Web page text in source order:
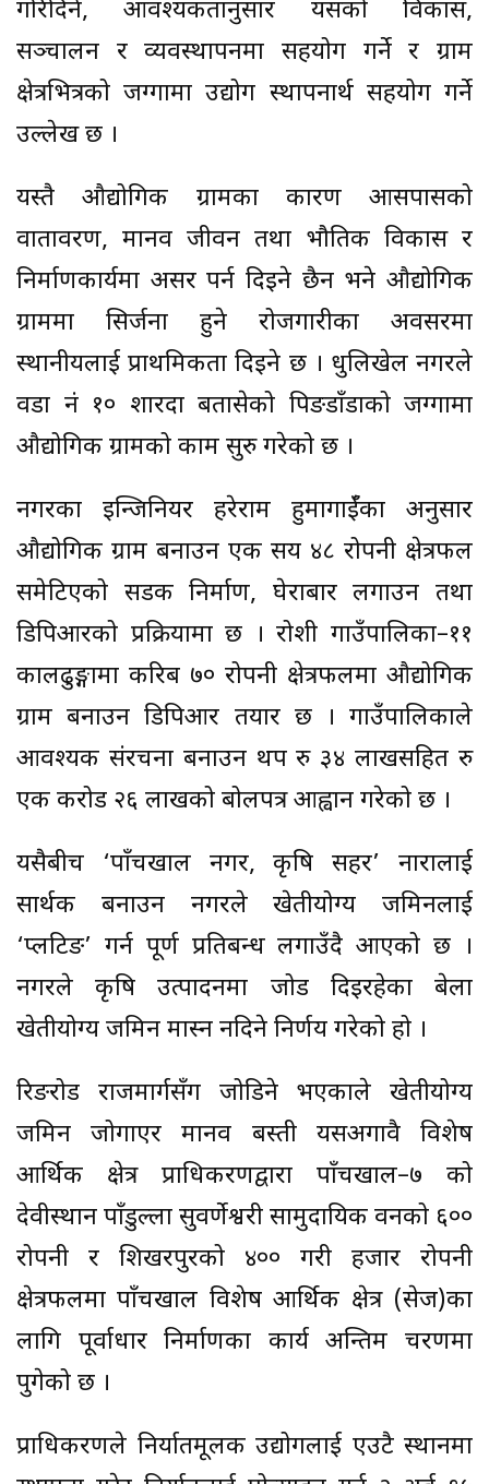
गरिदिने, आवश्यकतानुसार यसको विकास,
सञ्चालन र व्यवस्थापनमा सहयोग गर्ने र ग्राम
क्षेत्रभित्रको जग्गामा उद्योग स्थापनार्थ सहयोग गर्ने
उल्लेख छ ।
यस्तै औद्योगिक ग्रामका कारण आसपासको
वातावरण, मानव जीवन तथा भौतिक विकास र
निर्माणकार्यमा असर पर्न दिइने छैन भने औद्योगिक
ग्राममा सिर्जना हुने रोजगारीका अवसरमा
स्थानीयलाई प्राथमिकता दिइने छ । धुलिखेल नगरले
वडा नं १० शारदा बतासेको पिङडाँडाको जग्गामा
औद्योगिक ग्रामको काम सुरु गरेको छ ।
नगरका इन्जिनियर हरेराम हुमागाईँका अनुसार
औद्योगिक ग्राम बनाउन एक सय ४८ रोपनी क्षेत्रफल
समेटिएको सडक निर्माण, घेराबार लगाउन तथा
डिपिआरको प्रक्रियामा छ । रोशी गाउँपालिका–११
कालढुङ्गामा करिब ७० रोपनी क्षेत्रफलमा औद्योगिक
ग्राम बनाउन डिपिआर तयार छ । गाउँपालिकाले
आवश्यक संरचना बनाउन थप रु ३४ लाखसहित रु
एक करोड २६ लाखको बोलपत्र आह्वान गरेको छ ।
यसैबीच ‘पाँचखाल नगर, कृषि सहर’ नारालाई
सार्थक बनाउन नगरले खेतीयोग्य जमिनलाई
‘प्लटिङ’ गर्न पूर्ण प्रतिबन्ध लगाउँदै आएको छ ।
नगरले कृषि उत्पादनमा जोड दिइरहेका बेला
खेतीयोग्य जमिन मास्न नदिने निर्णय गरेको हो ।
रिङरोड राजमार्गसँग जोडिने भएकाले खेतीयोग्य
जमिन जोगाएर मानव बस्ती यसअगावै विशेष
आर्थिक क्षेत्र प्राधिकरणद्वारा पाँचखाल–७ को
देवीस्थान पाँडुल्ला सुवर्णेश्वरी सामुदायिक वनको ६००
रोपनी र शिखरपुरको ४०० गरी हजार रोपनी
क्षेत्रफलमा पाँचखाल विशेष आर्थिक क्षेत्र (सेज)का
लागि पूर्वाधार निर्माणका कार्य अन्तिम चरणमा
पुगेको छ ।
प्राधिकरणले निर्यातमूलक उद्योगलाई एउटै स्थानमा